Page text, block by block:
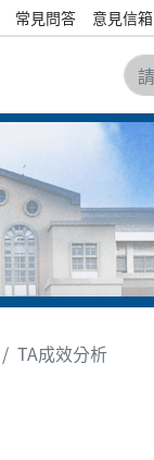
常見問答 意見信箱
TA成效分析